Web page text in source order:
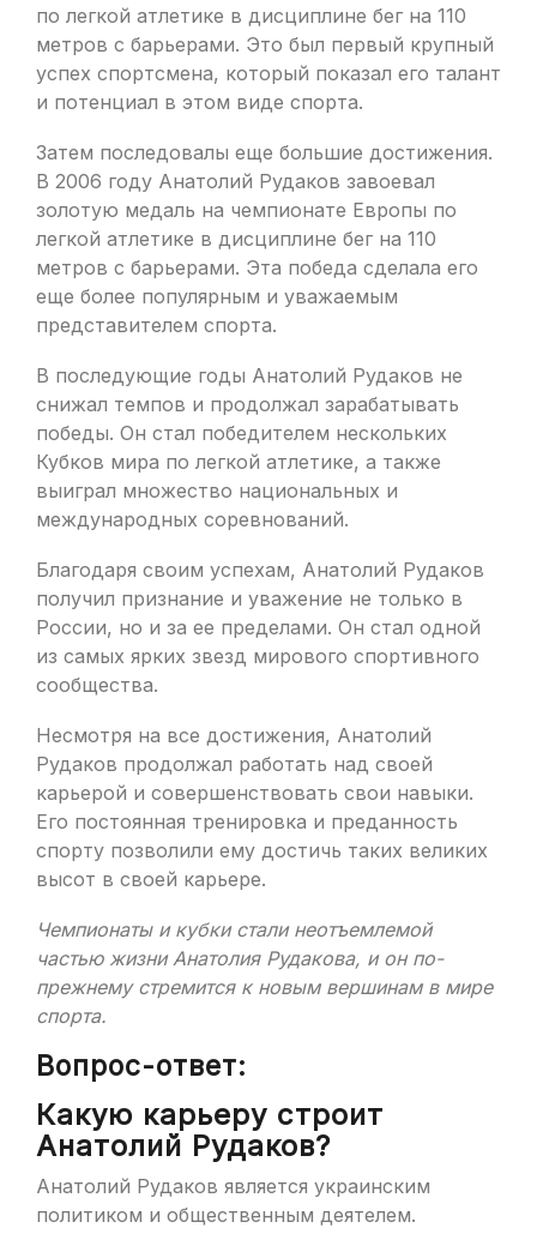
по легкой атлетике в дисциплине бег на 110
метров с барьерами. Это был первый крупный
успех спортсмена, который показал его талант
и потенциал в этом виде спорта.
Затем последовалы еще большие достижения.
В 2006 году Анатолий Рудаков завоевал
золотую медаль на чемпионате Европы по
легкой атлетике в дисциплине бег на 110
метров с барьерами. Эта победа сделала его
еще более популярным и уважаемым
представителем спорта.
В последующие годы Анатолий Рудаков не
снижал темпов и продолжал зарабатывать
победы. Он стал победителем нескольких
Кубков мира по легкой атлетике, а также
выиграл множество национальных и
международных соревнований.
Благодаря своим успехам, Анатолий Рудаков
получил признание и уважение не только в
России, но и за ее пределами. Он стал одной
из самых ярких звезд мирового спортивного
сообщества.
Несмотря на все достижения, Анатолий
Рудаков продолжал работать над своей
карьерой и совершенствовать свои навыки.
Его постоянная тренировка и преданность
спорту позволили ему достичь таких великих
высот в своей карьере.
Чемпионаты и кубки стали неотъемлемой
частью жизни Анатолия Рудакова, и он по-
прежнему стремится к новым вершинам в мире
спорта.
Вопрос-ответ:
Какую карьеру строит
Анатолий Рудаков?
Анатолий Рудаков является украинским
политиком и общественным деятелем.